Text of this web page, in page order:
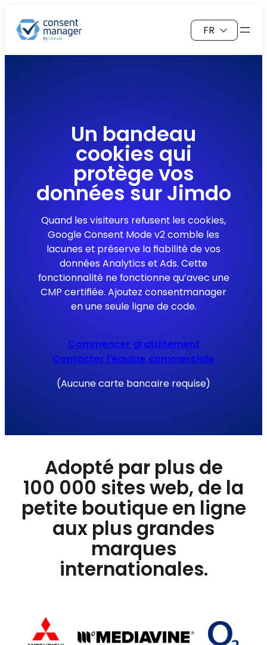
contenu
Choisir
une
langue
Un bandeau
cookies qui
protège vos
données surJimdo
Quand les visiteurs refusent les cookies,
Google Consent Mode v2 comble les
lacunes et préserve la fiabilité de vos
données Analytics et Ads. Cette
fonctionnalité ne fonctionne qu’avec une
CMP certifiée. Ajoutez consentmanager
en une seule ligne de code.
Commencer gratuitement
Contacter l’équipe commerciale
(Aucune carte bancaire requise)
Adopté par plus de
100 000 sites web, de la
petite boutique en ligne
aux plus grandes
marques
internationales.